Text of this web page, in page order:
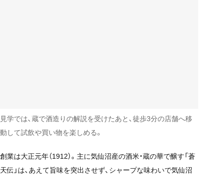
見学では、蔵で酒造りの解説を受けたあと、徒歩3分の店舗へ移
動して試飲や買い物を楽しめる。
創業は大正元年（1912）。主に気仙沼産の酒米・蔵の華で醸す「蒼
天伝」は、あえて旨味を突出させず、シャープな味わいで気仙沼